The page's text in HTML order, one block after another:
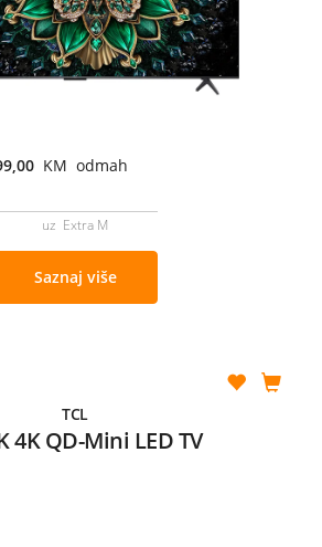
KM odmah
uz Extra M
Saznaj više
TCL
4K QD-Mini LED TV